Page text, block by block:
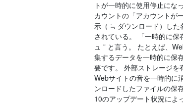
トが一時的に使用停止に
カウントの「アカウントが
示（ ≒ ダウンロード）した
されている。 「一時的に
ュ ” と言う。 たとえば、
集するデータを一時的に保
要です。 外部ストレージ
Webサイトの音を一時的に
ンロードしたファイルの保
10のアップデート状況によ